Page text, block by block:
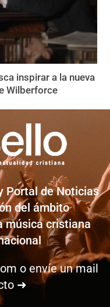
inspirar a la nueva
Wilberforce
Portal de Noticias
del ámbito
música cristiana
o envíe un mail
➜